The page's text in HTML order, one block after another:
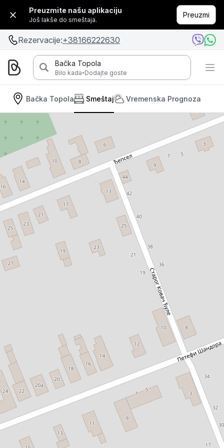
Preuzmite našu aplikaciju
Još lakše do smeštaja.
Preuzmi
Rezervacije:+38166222630
Bačka Topola
Bilo kada·Dodajte goste
Bačka Topola Smeštaj Vremenska Prognoza